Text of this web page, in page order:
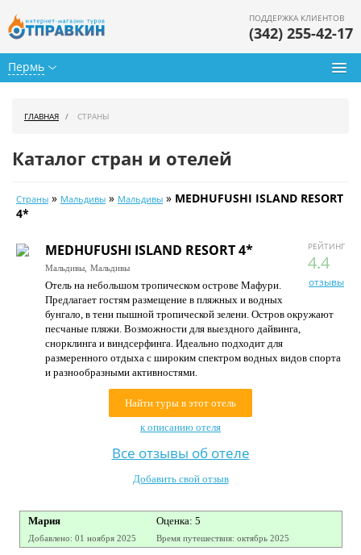
Пермь
ПОДДЕРЖКА КЛИЕНТОВ
(342) 255-42-17
Календарь туров
Цены дня
Страны
Как купить
О нас
Контакты
ГЛАВНАЯ СТРАНЫ
Каталог стран и отелей
Страны » Мальдивы » Мальдивы » MEDHUFUSHI ISLAND RESORT
4*
РЕЙТИНГ
4.4
отзывы
MEDHUFUSHI ISLAND RESORT 4*
Мальдивы, Мальдивы
Отель на небольшом тропическом острове Мафури.
Предлагает гостям размещение в пляжных и водных
бунгало, в тени пышной тропической зелени. Остров окружают
песчаные пляжи. Возможности для выездного дайвинга,
снорклинга и виндсерфинга. Идеально подходит для
размеренного отдыха с широким спектром водных видов спорта
и разнообразными активностями.
Найти туры в этот отель
к описанию отеля
Все отзывы об отеле
Добавить свой отзыв
Мария Оценка: 5
Добавлено: 01 ноября 2025 Время путешествия: октябрь 2025